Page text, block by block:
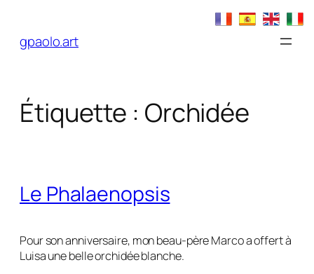
contenu
gpaolo.art
Étiquette : Orchidée
Le Phalaenopsis
Pour son anniversaire, mon beau-père Marco a offert à
Luisa une belle orchidée blanche.